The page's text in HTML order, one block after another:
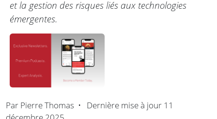
et la gestion des risques liés aux technologies
émergentes.
Par Pierre Thomas • Dernière mise à jour 11